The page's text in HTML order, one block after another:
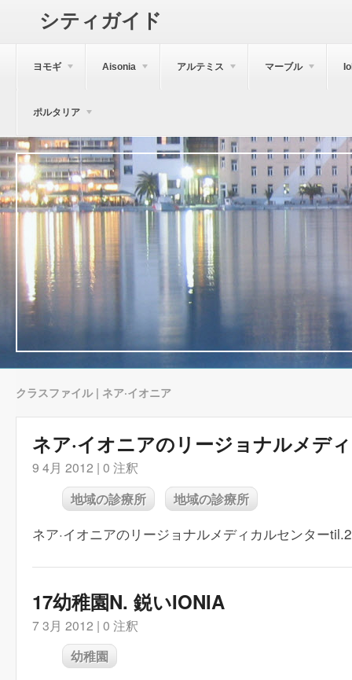
シティガイド
ヨモギ Aisonia アルテミス マーブル
ポルタリア
クラスファイル | ネア·イオニア
ネア·イオニアのリージ​​ョナルメデ
9 4月 2012 | 0 注釈
地域の診療所 地域の診療所
ネア·イオニアのリージ​​ョナルメディカルセンター
17幼稚園N. 鋭いIONIA
7 3月 2012 | 0 注釈
幼稚園